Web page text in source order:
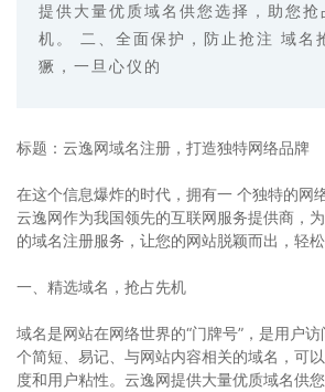
提供大量优质域名供您选择，助您抢
机。 二、全面保护，防止抢注 域名
獗，一旦心仪的
标题：云逸网域名注册，打造独特网络品牌
在这个信息爆炸的时代，拥有一 个独特的网
云逸网作为我国领先的互联网服务提供商，
的域名注册服务，让您的网站脱颖而出，轻松
一、精选域名，抢占先机
域名是网站在网络世界的“门牌号”，是用户
个简短、易记、与网站内容相关的域名，可
度和用户粘性。云逸网提供大量优质域名供